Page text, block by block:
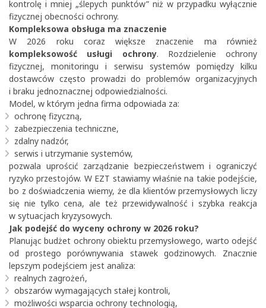
kontrolę i mniej „ślepych punktów” niż w przypadku wyłącznie
fizycznej obecności ochrony.
Kompleksowa obsługa ma znaczenie
W 2026 roku coraz większe znaczenie ma również
kompleksowość usługi ochrony. Rozdzielenie ochrony
fizycznej, monitoringu i serwisu systemów pomiędzy kilku
dostawców często prowadzi do problemów organizacyjnych
i braku jednoznacznej odpowiedzialności.
Model, w którym jedna firma odpowiada za:
ochronę fizyczną,
zabezpieczenia techniczne,
zdalny nadzór,
serwis i utrzymanie systemów,
pozwala uprościć zarządzanie bezpieczeństwem i ograniczyć
ryzyko przestojów. W EZT stawiamy właśnie na takie podejście,
bo z doświadczenia wiemy, że dla klientów przemysłowych liczy
się nie tylko cena, ale też przewidywalność i szybka reakcja
w sytuacjach kryzysowych.
Jak podejść do wyceny ochrony w 2026 roku?
Planując budżet ochrony obiektu przemysłowego, warto odejść
od prostego porównywania stawek godzinowych. Znacznie
lepszym podejściem jest analiza:
realnych zagrożeń,
obszarów wymagających stałej kontroli,
możliwości wsparcia ochrony technologią,